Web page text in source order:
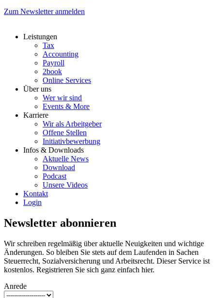
Zum Newsletter anmelden
Leistungen
Tax
Accounting
Payroll
2book
Online Services
Über uns
Wer wir sind
Events & More
Karriere
Wir als Arbeitgeber
Offene Stellen
Initiativbewerbung
Infos & Downloads
Aktuelle News
Download
Podcast
Unsere Videos
Kontakt
Login
Newsletter abonnieren
Wir schreiben regelmäßig über aktuelle Neuigkeiten und wichtige
Änderungen. So bleiben Sie stets auf dem Laufenden in Sachen
Steuerrecht, Sozialversicherung und Arbeitsrecht. Dieser Service ist
kostenlos. Registrieren Sie sich ganz einfach hier.
Anrede